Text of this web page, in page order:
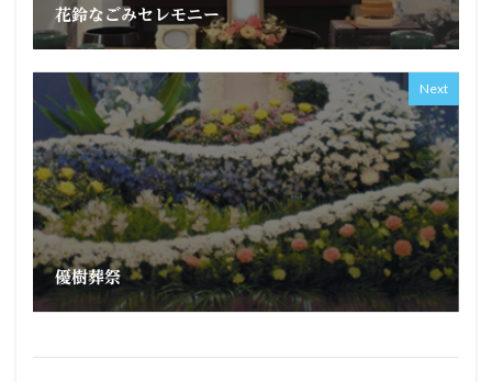
花鈴なごみセレモニー
Next
優樹葬祭